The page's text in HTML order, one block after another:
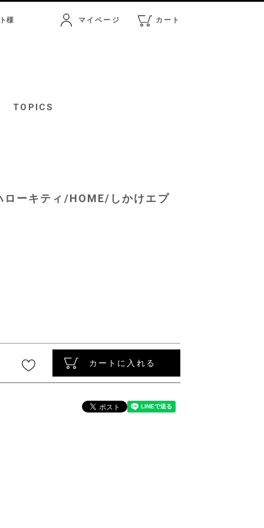
様 マイページ カート
TOPICS
ーキティ/HOME/しかけエプ
カートに入れる